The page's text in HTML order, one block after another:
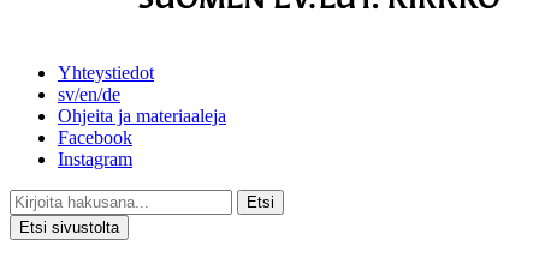
Yhteystiedot
sv/en/de
Ohjeita ja materiaaleja
Facebook
Instagram
Etsi
Etsi sivustolta